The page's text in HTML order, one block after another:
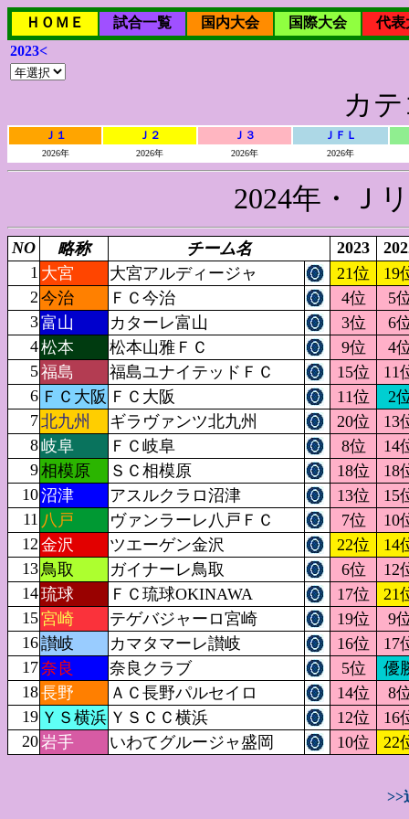
ＨＯＭＥ 試合一覧 国内大会 国際大会
代表
2023<
カ
Ｊ１ Ｊ２ Ｊ３ ＪＦＬ
2026年 2026年 2026年 2026年
2024年・Ｊ
NO 略称 チーム名 2023
1 大宮 大宮アルディージャ 21位
19
2 今治 ＦＣ今治 4位
5
3富山 カターレ富山 3位
6
4松本 松本山雅ＦＣ 9位
4
5福島 福島ユナイテッドＦＣ 15位
11
6 ＦＣ大阪 ＦＣ大阪 11位
2
7北九州 ギラヴァンツ北九州 20位
13
8岐阜 ＦＣ岐阜 8位
14
9相模原 ＳＣ相模原 18位
18
10沼津 アスルクラロ沼津 13位
15
11 八戸 ヴァンラーレ八戸ＦＣ 7位
10
12 金沢 ツエーゲン金沢 22位
14
13鳥取 ガイナーレ鳥取 6位
12
14琉球 ＦＣ琉球OKINAWA 17位
21
15宮崎 テゲバジャーロ宮崎 19位
9
16讃岐 カマタマーレ讃岐 16位
17
17奈良 奈良クラブ 5位
優
18長野 ＡＣ長野パルセイロ 14位
8
19 ＹＳ横浜 ＹＳＣＣ横浜 12位
16
20岩手 いわてグルージャ盛岡 10位 22
>>